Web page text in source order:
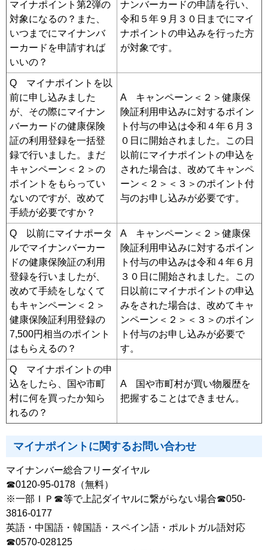
マイナポイント第2弾の
対象になるの？また、
いつまでにマイナンバ
ーカードを申請すれば
いいの？
ナンバーカードの申請を行い、
令和５年９月３０日までにマイ
ナポイントの申込みを行った方
が対象です。
Q マイナポイントを以
前に申し込みました
が、その際にマイナン
バーカードの健康保険
証の利用登録を一括登
録で行いました。まだ
キャンペーン＜２＞の
ポイントをもらってい
ないのですが、改めて
手続が必要ですか？
A キャンペーン＜２＞健康保
険証利用申込みに対するポイン
ト付与の申込は令和４年６月３
０日に開始されました。この日
以前にマイナポイントの申込を
された場合は、改めてキャンペ
ーン＜２＞＜３＞のポイント付
与のお申し込みが必要です。
Q 以前にマイナポータ
ルでマイナンバーカー
ドの健康保険証の利用
登録を行いましたが、
改めて手続をしなくて
もキャンペーン＜２＞
健康保険証利用登録の
7,500円相当のポイント
はもらえるの？
A キャンペーン＜２＞健康保
険証利用申込みに対するポイン
ト付与の申込みは令和４年６月
３０日に開始されました。この
日以前にマイナポイントの申込
みをされた場合は、改めてキャ
ンペーン＜２＞＜３＞のポイン
ト付与のお申し込みが必要で
す。
Q マイナポイントの申
込をしたら、国や市町
村に何を買ったか知ら
れるの？
A 国や市町村が買い物履歴を
把握することはできません。
マイナポイントに関するお問い合わせ
マイナンバー総合フリーダイヤル
☎0120-95-0178（無料）
※一部ＩＰ☎等で上記ダイヤルに繋がらない場合☎050-
3816-0177
英語・中国語・韓国語・スペイン語・ポルトガル語対応
☎0570-028125